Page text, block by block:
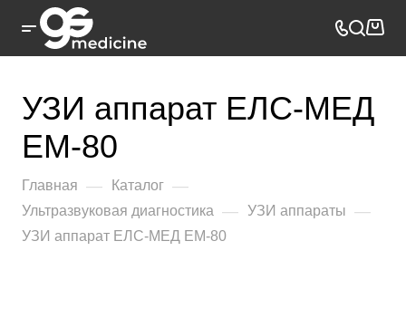
УЗИ аппарат ЕЛС-МЕД
EM-80
Главная — Каталог —
Ультразвуковая диагностика — УЗИ аппараты —
УЗИ аппарат ЕЛС-МЕД EM-80